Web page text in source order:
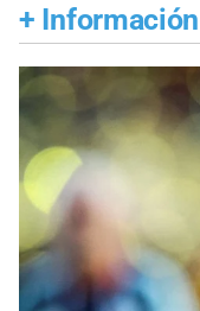
+ Información